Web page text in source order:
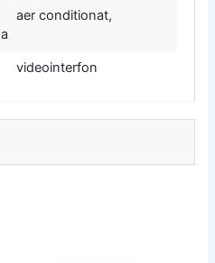
aer conditionat,
videointerfon